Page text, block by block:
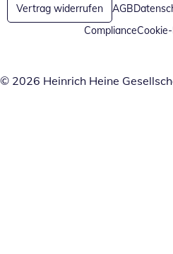
Vertrag widerrufen AGB
Compliance
© 2026 Heinrich Heine